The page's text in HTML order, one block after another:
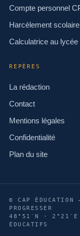
Compte personnel
Harcèlement scolaire
Calculatrice au lycée
REPÈRES
La rédaction
Contact
Mentions légales
Confidentialité
Plan du site
© CAP
PROGRESSER
48°51′N · 2°21′E
ÉDUCATIFS